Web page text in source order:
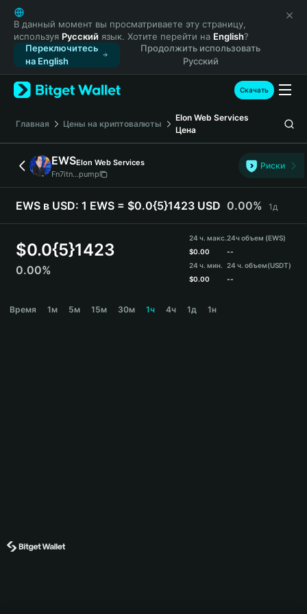
English
日本語
Tiếng Việt
Русский
Español (Latinoamérica)
Türkçe
Français
Deutsch
简体中文
繁體中文
Português (Portugal)
Bahasa Indonesia
ภาษาไทย
Español
Español (Argentina)
В данный момент вы просматриваете эту страницу,
используя Русский язык. Хотите перейти на English?
Переключитесь
на English
Продолжить использовать
Русский
Скачать
Главная Цены на криптовалюты
Elon Web Services
Цена
EWSElon Web Services
Fn7itn...pump
Риски
EWS в USD: 1 EWS = $0.0{5}1423 USD 0.00% 1д
$0.0{5}1423
0.00%
24 ч. макс.
$0.00
24 ч. мин.
$0.00
24ч объем (EWS)
--
24 ч. объем(USDT)
--
Время 1м 5м 15м 30м 1ч 4ч 1д 1н